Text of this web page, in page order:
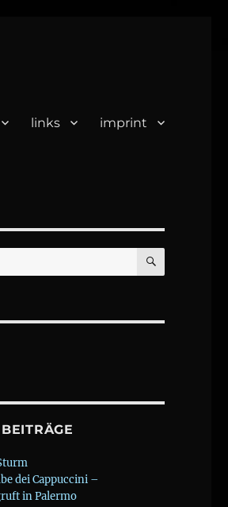
links imprint
SEARCH
dei Cappuccini –
in Palermo